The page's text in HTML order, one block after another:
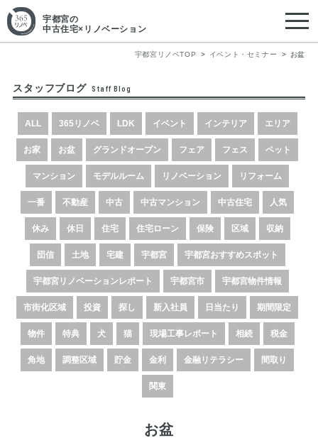
宇都宮の
中古住宅×リノベーション
宇都宮リノベTOP イベント・セミナー お盆
スタッフブログ Staff Blog
ALL 365リノベ LDK イベント インテリア エリア
お家 お盆 グランドオープン フェア フェス ペット
マンション モデルルーム リノベーション リフォーム
一番 不動産 中古 中古マンション 中古住宅 人気
休み 休日 住宅 住宅ローン 保険 区域 収納
団信 土地 宅建 宇都宮 宇都宮おすすめスポット
宇都宮リノベーションレポート 宇都宮市 宇都宮物件情報
市街化区域 投資 探し 新入社員 日当たり 期間限定
物件 特典 犬 猫 現場工事レポート 相続 税金
角地 調整区域 貯金 金利 金融リテラシー 間取り
関東
お盆